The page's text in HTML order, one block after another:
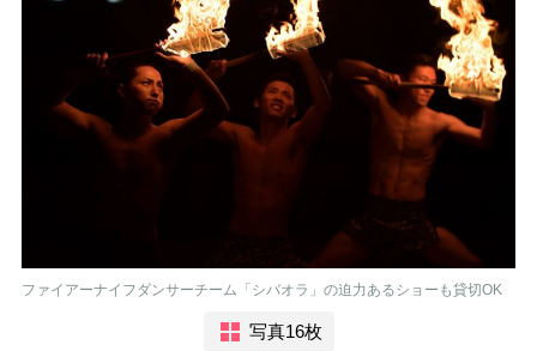
ファイアーナイフダンサーチーム「シバオラ」の迫力あるショーも貸切OK
写真16枚